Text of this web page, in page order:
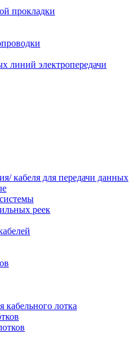
прокладки
линий электропередачи
кабеля для передачи данных
реек
лотка